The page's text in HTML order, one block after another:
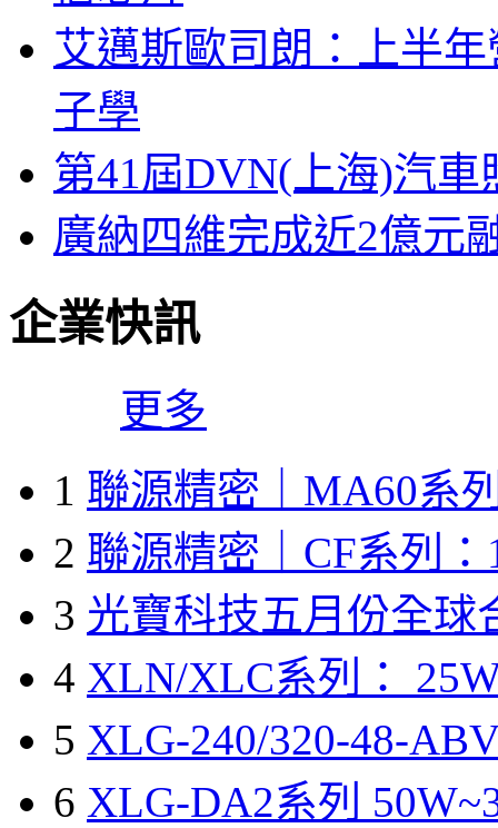
艾邁斯歐司朗：上半
子學
第41屆DVN(上海)汽
廣納四維完成近2億元
企業快訊
更多
1 聯源精密｜MA60系
2 聯源精密｜CF系列：
3 光寶科技五月份全球
4 XLN/XLC系列：
5 XLG-240/320-48-
6 XLG-DA2系列